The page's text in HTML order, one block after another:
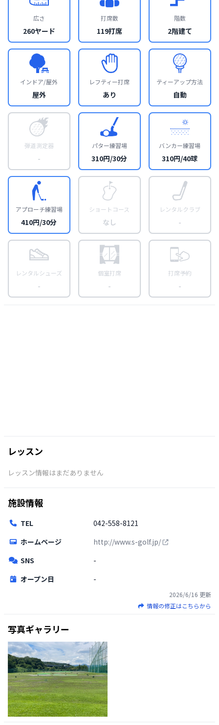
広さ
260ヤード
打席数
119打席
階数
2階建て
インドア/屋外
屋外
レフティー打席
あり
ティーアップ方法
自動
弾道測定器
-
パター練習場
310円/30分
バンカー練習場
310円/40球
アプローチ練習場
410円/30分
ショートコース
なし
レンタルクラブ
-
レンタルシューズ
-
個室打席
-
打席予約
-
レッスン
レッスン情報はまだありません
施設情報
TEL
042-558-8121
ホームページ
http://www.s-golf.jp/
SNS
-
オープン日
-
2026/6/16 更新
情報の修正はこちらから
写真ギャラリー